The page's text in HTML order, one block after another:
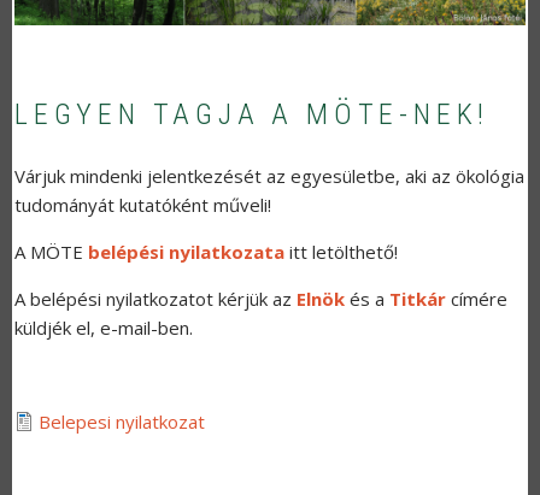
LEGYEN TAGJA A MÖTE-NEK!
Várjuk mindenki jelentkezését az egyesületbe, aki az ökológia
tudományát kutatóként műveli!
A MÖTE belépési nyilatkozata itt letölthető!
A belépési nyilatkozatot kérjük az Elnök és a Titkár címére
küldjék el, e-mail-ben.
Belepesi nyilatkozat